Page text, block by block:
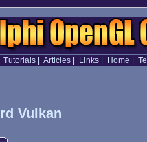
Tutorials| Articles| Links| Home
Vulkan